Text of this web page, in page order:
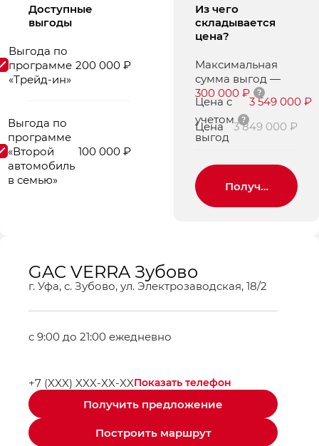
Доступные
выгоды
200 000 ₽
Выгода по
программе
«Трейд-ин»
100 000 ₽
Выгода по
программе
«Второй
автомобиль
в семью»
Из чего
складывается
цена?
Максимальная
сумма выгод —
300 000 ₽
Цена с
учетом
выгод
3 549 000 ₽
Цена
3 849 000 ₽
Получить
GAC VERRA Зубово
г. Уфа, с. Зубово, ул. Электрозаводская, 18/2
с 9:00 до 21:00 ежедневно
Показать телефон
+7 (XXX) XXX-XX-XX
Получить предложение
Построить маршрут